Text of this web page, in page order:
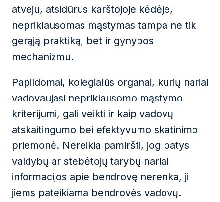
atveju, atsidūrus karštojoje kėdėje,
nepriklausomas mąstymas tampa ne tik
gerąją praktiką, bet ir gynybos
mechanizmu.
Papildomai, kolegialūs organai, kurių nariai
vadovaujasi nepriklausomo mąstymo
kriterijumi, gali veikti ir kaip vadovų
atskaitingumo bei efektyvumo skatinimo
priemonė. Nereikia pamiršti, jog patys
valdybų ar stebėtojų tarybų nariai
informacijos apie bendrovę nerenka, ji
jiems pateikiama bendrovės vadovų.